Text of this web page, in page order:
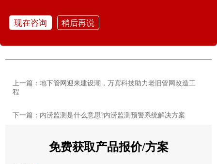
市生命线焕发出新的活力。
上一篇：地下管网迎来建设潮，万宾科技助力老旧管网改造工
程
下一篇：内涝监测是什么意思?内涝监测预警系统解决方案
免费获取产品报价/方案
现在咨询 稍后再说